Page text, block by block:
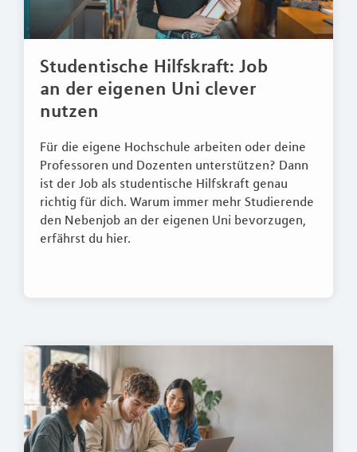
Studentische Hilfskraft: Job
an der eigenen Uni clever
nutzen
Für die eigene Hochschule arbeiten oder deine
Professoren und Dozenten unterstützen? Dann
ist der Job als studentische Hilfskraft genau
richtig für dich. Warum immer mehr Studierende
den Nebenjob an der eigenen Uni bevorzugen,
erfährst du hier.